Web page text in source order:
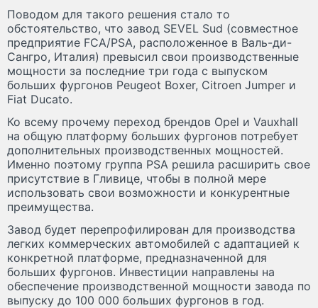
Поводом для такого решения стало то
обстоятельство, что завод SEVEL Sud (совместное
предприятие FCA/PSA, расположенное в Валь-ди-
Сангро, Италия) превысил свои производственные
мощности за последние три года с выпуском
больших фургонов Peugeot Boxer, Citroen Jumper и
Fiat Ducato.
Ко всему прочему переход брендов Opel и Vauxhall
на общую платформу больших фургонов потребует
дополнительных производственных мощностей.
Именно поэтому группа PSA решила расширить свое
присутствие в Гливице, чтобы в полной мере
использовать свои возможности и конкурентные
преимущества.
Завод будет перепрофилирован для производства
легких коммерческих автомобилей с адаптацией к
конкретной платформе, предназначенной для
больших фургонов. Инвестиции направлены на
обеспечение производственной мощности завода по
выпуску до 100 000 больших фургонов в год.